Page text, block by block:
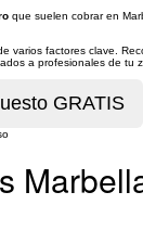
que suelen cobrar en
varios factores clave.
a profesionales de tu